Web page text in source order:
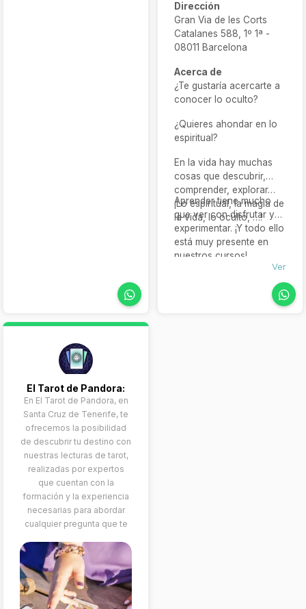
Dirección
Gran Via de les Corts
Catalanes 588, 1º 1ª -
08011 Barcelona
Acerca de
¿Te gustaría acercarte a
conocer lo oculto?
¿Quieres ahondar en lo
espiritual?
En la vida hay muchas
cosas que descubrir,
comprender, explorar…
¡Lo espiritual, la magia de
la vida, lo oculto, …!
Aprender tiene mucho
que ver con disfrutar y
experimentar. ¡Y todo ello
está muy presente en
nuestros cursos!
Ver
El Tarot de Pandora:
En El Tarot de Pandora, en
Santa Cruz de Tenerife, te
ofrecemos la posibilidad
de descubrir tu destino con
nuestras lecturas de tarot,
realizadas por expertos
que cuentan con la
formación y la experiencia
necesarias para abordar
cualquier pregunta que te